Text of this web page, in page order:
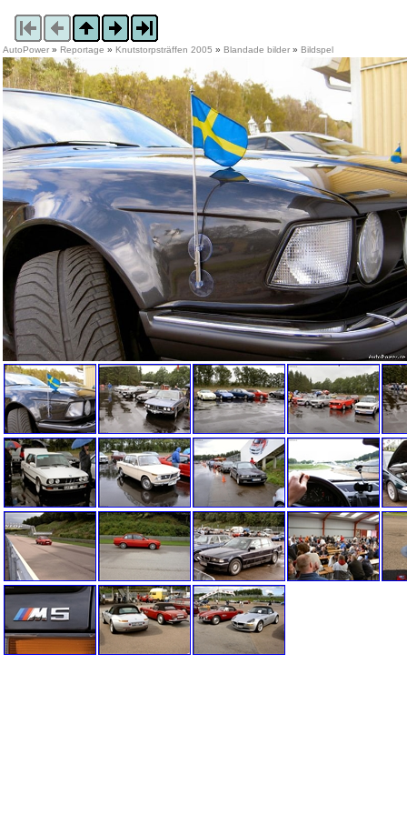
AutoPower » Reportage » Knutstorpsträffen 2005 » Blandade bilder » Bildspel